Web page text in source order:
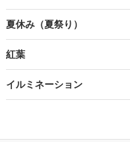
夏休み（夏祭り）
紅葉
イルミネーション